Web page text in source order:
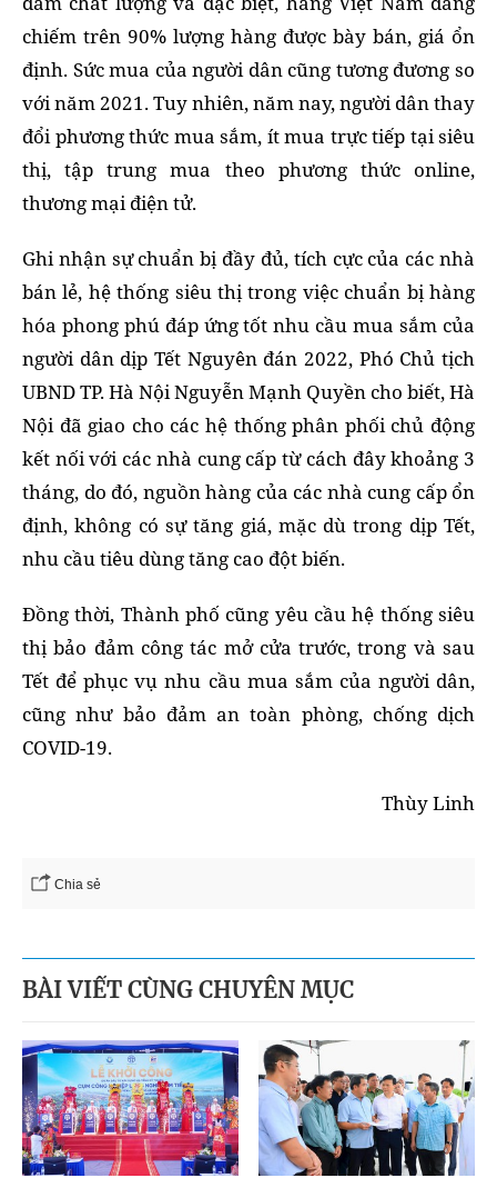
chiếm trên 90% lượng hàng được bày bán, giá ổn
định. Sức mua của người dân cũng tương đương so
với năm 2021. Tuy nhiên, năm nay, người dân thay
đổi phương thức mua sắm, ít mua trực tiếp tại siêu
thị, tập trung mua theo phương thức online,
thương mại điện tử.
Ghi nhận sự chuẩn bị đầy đủ, tích cực của các nhà
bán lẻ, hệ thống siêu thị trong việc chuẩn bị hàng
hóa phong phú đáp ứng tốt nhu cầu mua sắm của
người dân dịp Tết Nguyên đán 2022, Phó Chủ tịch
UBND TP. Hà Nội Nguyễn Mạnh Quyền cho biết, Hà
Nội đã giao cho các hệ thống phân phối chủ động
kết nối với các nhà cung cấp từ cách đây khoảng 3
tháng, do đó, nguồn hàng của các nhà cung cấp ổn
định, không có sự tăng giá, mặc dù trong dịp Tết,
nhu cầu tiêu dùng tăng cao đột biến.
Đồng thời, Thành phố cũng yêu cầu hệ thống siêu
thị bảo đảm công tác mở cửa trước, trong và sau
Tết để phục vụ nhu cầu mua sắm của người dân,
cũng như bảo đảm an toàn phòng, chống dịch
COVID-19.
Thùy Linh
Chia sẻ
BÀI VIẾT CÙNG CHUYÊN MỤC